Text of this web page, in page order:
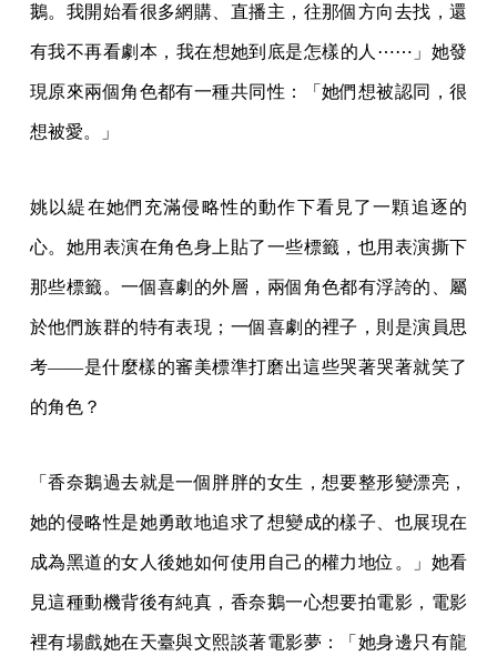
鵝。我開始看很多網購、直播主，往那個方向去找，還
有我不再看劇本，我在想她到底是怎樣的人⋯⋯」她發
現原來兩個角色都有一種共同性：「她們想被認同，很
想被愛。」
姚以緹在她們充滿侵略性的動作下看見了一顆追逐的
心。她用表演在角色身上貼了一些標籤，也用表演撕下
那些標籤。一個喜劇的外層，兩個角色都有浮誇的、屬
於他們族群的特有表現；一個喜劇的裡子，則是演員思
考——是什麼樣的審美標準打磨出這些哭著哭著就笑了
的角色？
「香奈鵝過去就是一個胖胖的女生，想要整形變漂亮，
她的侵略性是她勇敢地追求了想變成的樣子、也展現在
成為黑道的女人後她如何使用自己的權力地位。」她看
見這種動機背後有純真，香奈鵝一心想要拍電影，電影
裡有場戲她在天臺與文熙談著電影夢：「她身邊只有龍